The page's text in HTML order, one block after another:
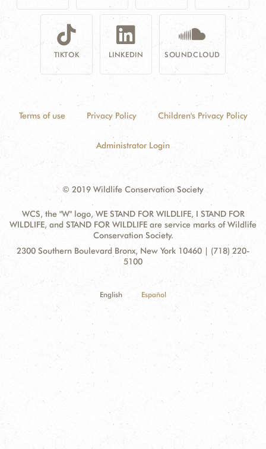
TIKTOK LINKEDIN SOUNDCLOUD
Terms of use Privacy Policy Children's Privacy Policy
Administrator Login
© 2019 Wildlife Conservation Society
WCS, the "W" logo, WE STAND FOR WILDLIFE, I STAND FOR
WILDLIFE, and STAND FOR WILDLIFE are service marks of Wildlife
Conservation Society.
Contact
Address:
2300 Southern Boulevard Bronx, New York 10460 | (718) 220-
5100
English Español